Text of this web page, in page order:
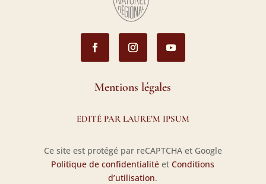
Mentions légales
EDITÉ PAR LAURE’M IPSUM
Ce site est protégé par reCAPTCHA et Google
Politique de confidentialité etConditions
d’utilisation.